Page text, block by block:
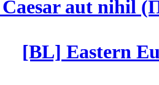
aut nihil
[BL] Eastern